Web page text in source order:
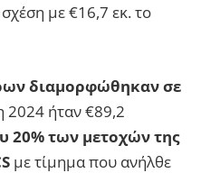
με €16,7 εκ. το
διαμορφώθηκαν σε
2024 ήταν €89,2
20% των μετοχών της
με τίμημα που ανήλθε